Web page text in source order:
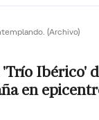
(Archivo)
Ibérico'
en